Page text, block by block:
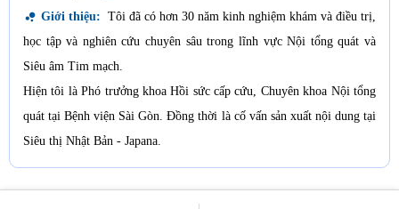
bubble_chart Giới thiệu: Tôi đã có hơn 30 năm kinh nghiệm khám và điều trị,
học tập và nghiên cứu chuyên sâu trong lĩnh vực Nội tổng quát và
Siêu âm Tim mạch.
Hiện tôi là Phó trưởng khoa Hồi sức cấp cứu, Chuyên khoa Nội tổng
quát tại Bệnh viện Sài Gòn. Đồng thời là cố vấn sản xuất nội dung tại
Siêu thị Nhật Bản - Japana.